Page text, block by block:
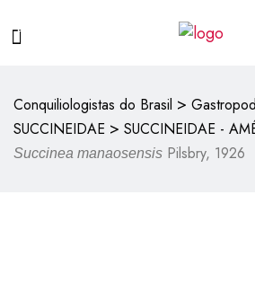
Conquiliologistas do Brasil >
SUCCINEIDAE > SUCCINEIDAE -
Succinea manaosensis Pilsbry, 1926